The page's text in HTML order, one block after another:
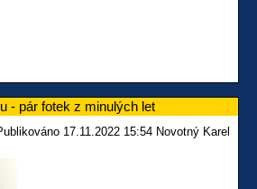
- pár fotek z minulých let
17.11.2022 15:54 Novotný Karel